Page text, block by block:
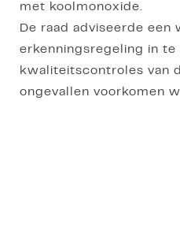
met koolmonoxide.
De raad adviseerde
erkenningsregeling in
kwaliteitscontroles van
ongevallen voorkomen